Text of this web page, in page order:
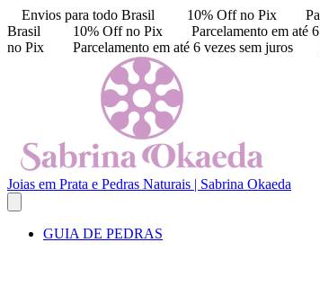
Envios para todo Brasil 10% Off no Pix
Brasil
10% Off no Pix Parcelamento em até
no Pix
Parcelamento em até 6 vezes sem juros
Joias em Prata e Pedras Naturais | Sabrina Okaeda
GUIA DE PEDRAS